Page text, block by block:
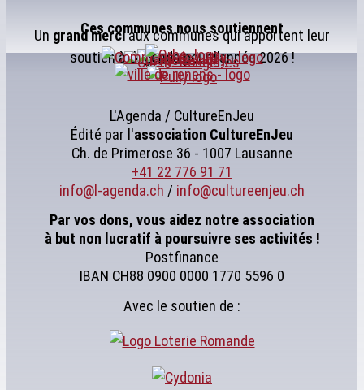
Ces communes nous soutiennent
Un grand merciaux communes qui apportent leur
soutien à L’Agenda pour l’année 2026 !
L'Agenda / CultureEnJeu
Édité par l'association CultureEnJeu
Ch. de Primerose 36 - 1007 Lausanne
+41 22 776 91 71
info@l-agenda.ch / info@cultureenjeu.ch
Par vos dons, vous aidez notre association
à but non lucratif à poursuivre ses activités !
Postfinance
IBAN CH88 0900 0000 1770 5596 0
Avec le soutien de :